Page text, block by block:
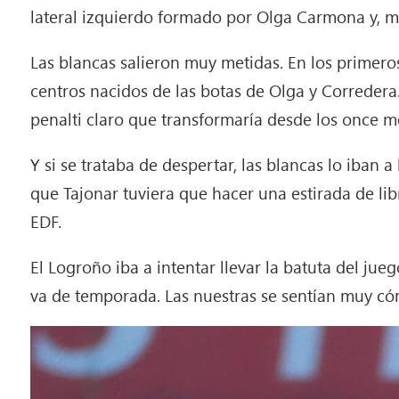
lateral izquierdo formado por Olga Carmona y,
Las blancas salieron muy metidas. En los
centros nacidos de las botas de Olga y
penalti claro que transformaría desde los once
Y si se trataba de despertar, las blancas lo iban
que Tajonar tuviera que hacer una estirada de
EDF.
El Logroño iba a intentar llevar la batuta del
va de temporada. Las nuestras se sentían muy